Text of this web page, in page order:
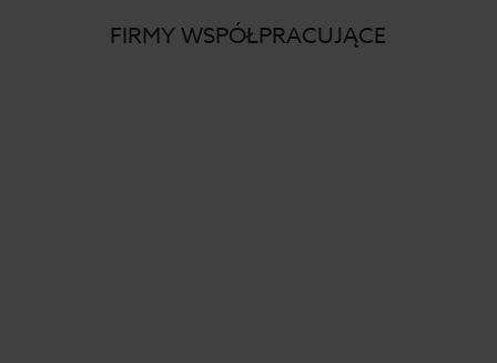
FIRMY WSPÓŁPRACUJĄCE